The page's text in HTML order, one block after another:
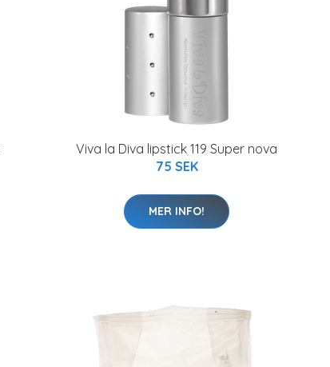
Viva la Diva lipstick 119 Super nova
75 SEK
MER INFO!